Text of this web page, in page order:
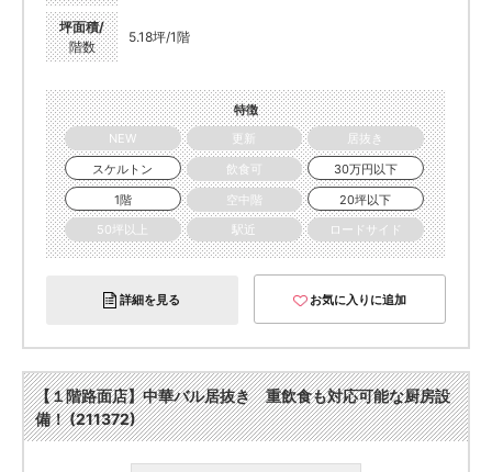
坪面積/
階数
5.18坪/1階
特徴
NEW
更新
居抜き
スケルトン
飲食可
30万円以下
1階
空中階
20坪以下
50坪以上
駅近 ロードサイド
詳細を見る お気に入りに追加
【１階路面店】中華バル居抜き 重飲食も対応可能な厨房設
備！ (211372)